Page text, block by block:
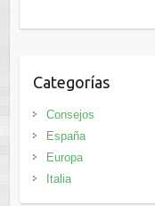
Categorías
Consejos
España
Europa
Italia